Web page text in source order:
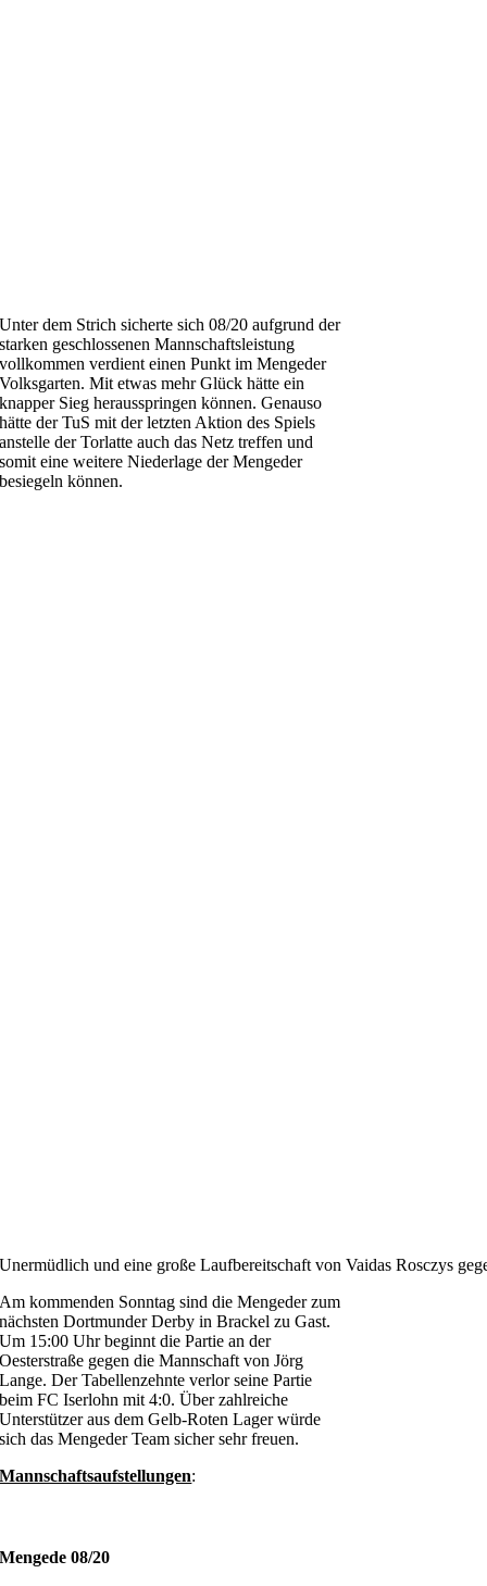
Unter dem Strich sicherte sich 08/20 aufgrund der
starken geschlossenen Mannschaftsleistung
vollkommen verdient einen Punkt im Mengeder
Volksgarten. Mit etwas mehr Glück hätte ein
knapper Sieg herausspringen können. Genauso
hätte der TuS mit der letzten Aktion des Spiels
anstelle der Torlatte auch das Netz treffen und
somit eine weitere Niederlage der Mengeder
besiegeln können.
Unermüdlich und eine große Laufbereitschaft von Vaidas Rosczys
Am kommenden Sonntag sind die Mengeder zum
nächsten Dortmunder Derby in Brackel zu Gast.
Um 15:00 Uhr beginnt die Partie an der
Oesterstraße gegen die Mannschaft von Jörg
Lange. Der Tabellenzehnte verlor seine Partie
beim FC Iserlohn mit 4:0. Über zahlreiche
Unterstützer aus dem Gelb-Roten Lager würde
sich das Mengeder Team sicher sehr freuen.
Mannschaftsaufstellungen:
Mengede 08/20